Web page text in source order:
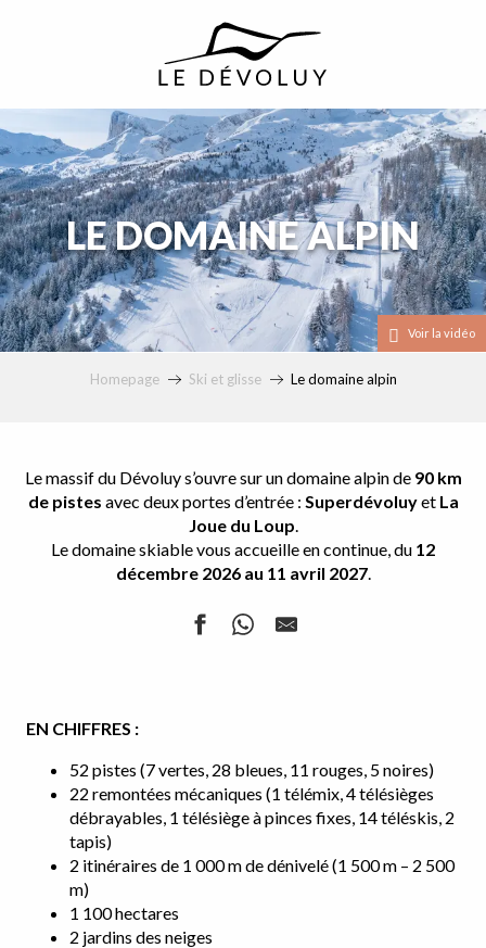
LE DOMAINE ALPIN
Voir la vidéo
Homepage Ski et glisse Le domaine alpin
Le massif du Dévoluy s’ouvre sur un domaine alpin de 90 km
de pistes avec deux portes d’entrée : Superdévoluyet La
Joue du Loup.
Le domaine skiable vous accueille en continue, du 12
décembre 2026 au 11 avril 2027.
EN CHIFFRES :
52 pistes (7 vertes, 28 bleues, 11 rouges, 5 noires)
22 remontées mécaniques (1 télémix, 4 télésièges
débrayables, 1 télésiège à pinces fixes, 14 téléskis, 2
tapis)
2 itinéraires de 1 000 m de dénivelé (1 500 m – 2 500
m)
1 100 hectares
2 jardins des neiges